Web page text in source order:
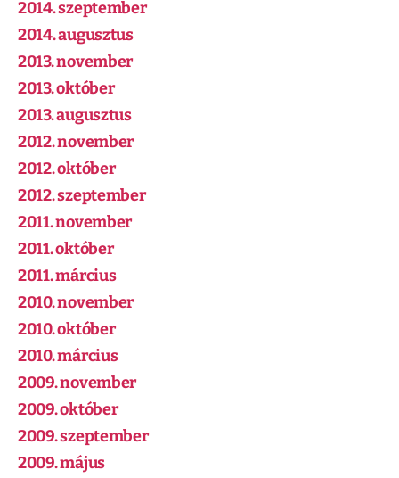
2014. szeptember
2014. augusztus
2013. november
2013. október
2013. augusztus
2012. november
2012. október
2012. szeptember
2011. november
2011. október
2011. március
2010. november
2010. október
2010. március
2009. november
2009. október
2009. szeptember
2009. május